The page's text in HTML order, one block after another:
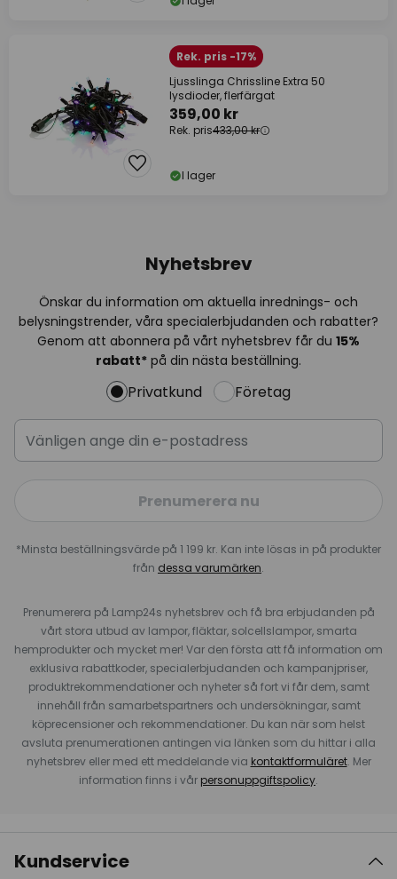
Rek. pris -17%
Ljusslinga Chrissline Extra 50
lysdioder, flerfärgat
359,00 kr
Rek. pris433,00 kr
I lager
Nyhetsbrev
Önskar du information om aktuella inrednings- och
belysningstrender, våra specialerbjudanden och rabatter?
Genom att abonnera på vårt nyhetsbrev får du 15%
rabatt* på din nästa beställning.
Privatkund Företag
Prenumerera nu
*Minsta beställningsvärde på 1 199 kr. Kan inte lösas in på produkter
från dessa varumärken.
Prenumerera på Lamp24s nyhetsbrev och få bra erbjudanden på
vårt stora utbud av lampor, fläktar, solcellslampor, smarta
hemprodukter och mycket mer! Var den första att få information om
exklusiva rabattkoder, specialerbjudanden och kampanjpriser,
produktrekommendationer och nyheter så fort vi får dem, samt
innehåll från samarbetspartners och undersökningar, samt
köprecensioner och rekommendationer. Du kan när som helst
avsluta prenumerationen antingen via länken som du hittar i alla
nyhetsbrev eller med ett meddelande via kontaktformuläret. Mer
information finns i vår personuppgiftspolicy.
Kundservice